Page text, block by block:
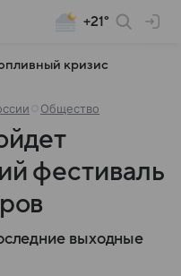
+21°
кризис
Общество
фестиваль
выходные